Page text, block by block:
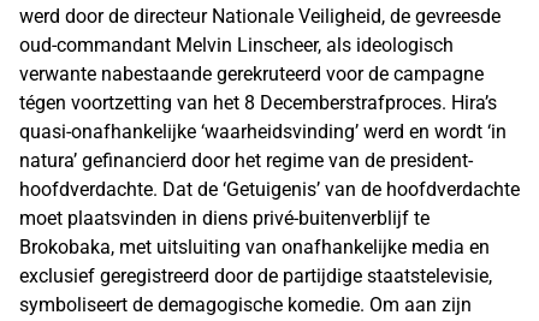
werd door de directeur Nationale Veiligheid, de gevreesde
oud-commandant Melvin Linscheer, als ideologisch
verwante nabestaande gerekruteerd voor de campagne
tégen voortzetting van het 8 Decemberstrafproces. Hira’s
quasi-onafhankelijke ‘waarheidsvinding’ werd en wordt ‘in
natura’ gefinancierd door het regime van de president-
hoofdverdachte. Dat de ‘Getuigenis’ van de hoofdverdachte
moet plaatsvinden in diens privé-buitenverblijf te
Brokobaka, met uitsluiting van onafhankelijke media en
exclusief geregistreerd door de partijdige staatstelevisie,
symboliseert de demagogische komedie. Om aan zijn